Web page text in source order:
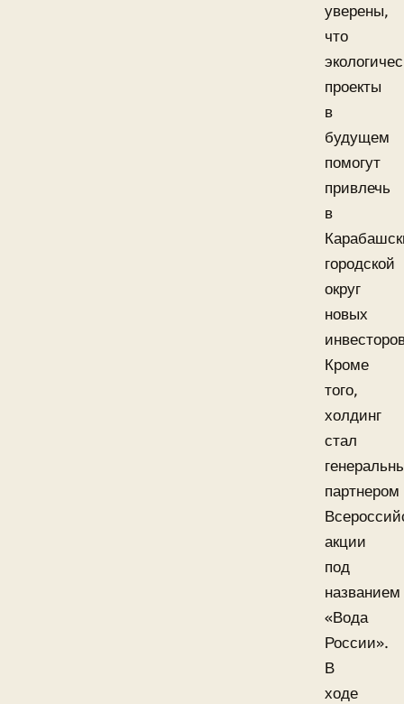
уверены,
что
проекты
в
будущем
помогут
привлечь
в
городской
округ
новых
Кроме
того,
холдинг
стал
партнером
акции
под
названием
«Вода
России».
В
ходе